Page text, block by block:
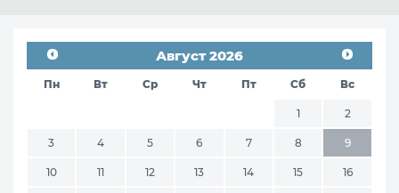
Август 2026
Пн Вт Ср Чт Пт Сб Вс
1 2
3 4 5 6 7 8 9
10 11 12 13 14 15 16